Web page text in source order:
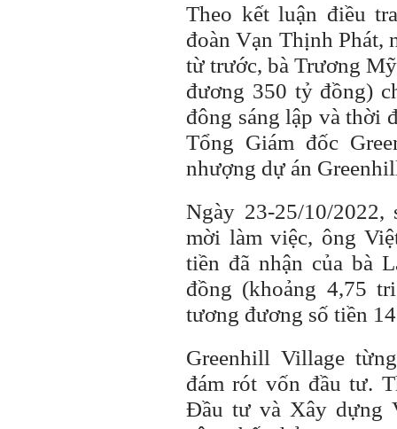
Theo kết luận điều
đoàn Vạn Thịnh Phát,
từ trước, bà Trương
đương 350 tỷ đồng)
đông sáng lập và thời
Tổng Giám đốc
nhượng dự án
Ngày 23-25/10/
mời làm việc, ông
tiền đã nhận của bà
đồng (khoảng 4,75
tương đương số tiền
Greenhill Village
đám rót vốn đầu tư.
Đầu tư và Xây dựng